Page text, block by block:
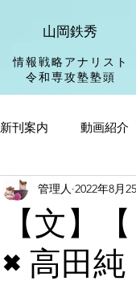
山岡鉄秀
情報戦略アナリスト
​令和専攻塾塾頭
新刊案内 動画紹介
【文】
×高田純
管理人 2022年8月